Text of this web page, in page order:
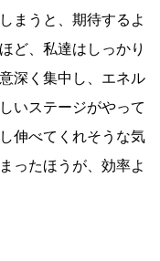
まうと、期待するよ
ど、私達はしっかり
深く集中し、エネル
いステージがやって
伸べてくれそうな気
ったほうが、効率よ